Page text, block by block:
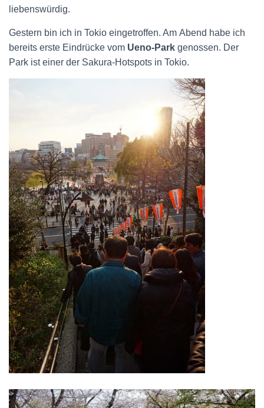
liebenswürdig.
Gestern bin ich in Tokio eingetroffen. Am Abend habe ich
bereits erste Eindrücke vom Ueno-Park genossen. Der
Park ist einer der Sakura-Hotspots in Tokio.